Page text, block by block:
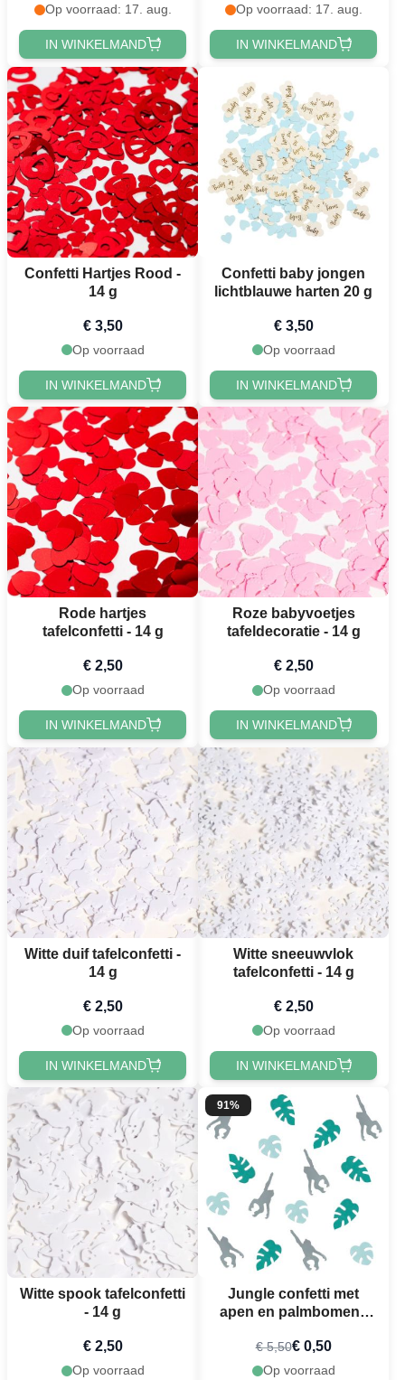
Op voorraad: 17. aug.
IN WINKELMAND
Op voorraad: 17. aug.
IN WINKELMAND
Confetti Hartjes Rood -
14 g
€ 3,50
Op voorraad
IN WINKELMAND
Confetti baby jongen
lichtblauwe harten 20 g
€ 3,50
Op voorraad
IN WINKELMAND
Rode hartjes
tafelconfetti - 14 g
€ 2,50
Op voorraad
IN WINKELMAND
Roze babyvoetjes
tafeldecoratie - 14 g
€ 2,50
Op voorraad
IN WINKELMAND
Witte duif tafelconfetti -
14 g
€ 2,50
Op voorraad
IN WINKELMAND
Witte sneeuwvlok
tafelconfetti - 14 g
€ 2,50
Op voorraad
IN WINKELMAND
Witte spook tafelconfetti
- 14 g
€ 2,50
Op voorraad
91%
Jungle confetti met
apen en palmbomen -
€ 5,50€ 0,50
Op voorraad